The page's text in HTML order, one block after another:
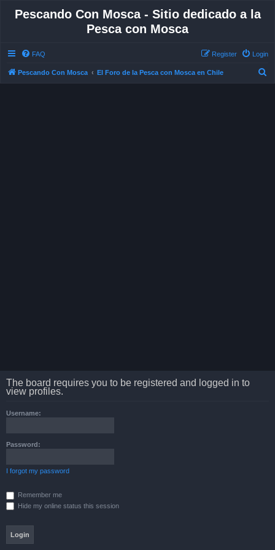
Pescando Con Mosca - Sitio dedicado a la
Pesca con Mosca
FAQ Login
Register
Pescando Con Mosca El Foro de la Pesca con Mosca en Chile
The board requires you to be registered and logged in to
view profiles.
Username:
Password:
I forgot my password
Remember me
Hide my online status this session